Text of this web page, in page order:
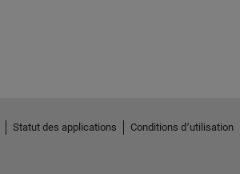
Statut des applications
Conditions d՚utilisation